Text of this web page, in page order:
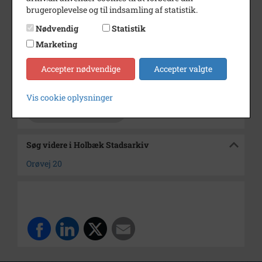
Årstal
1800
Dateringsnote
u.å.
Fotograf
Størrelse
Søg videre i Holbæk Stadsarkiv
Orøvej 20
brugeroplevelse og til indsamling af statistik.
Nødvendig
Statistik
Marketing
Accepter nødvendige Accepter valgte
Vis cookie oplysninger